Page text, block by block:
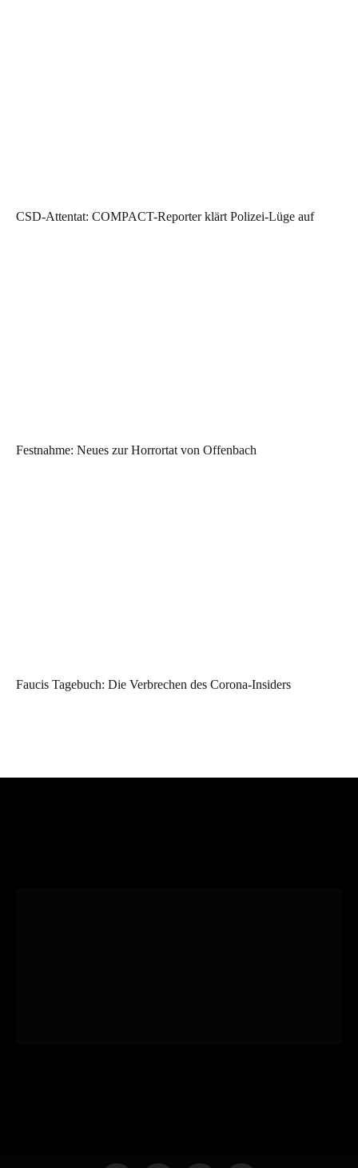
CSD-Attentat: COMPACT-Reporter klärt Polizei-Lüge auf
Festnahme: Neues zur Horrortat von Offenbach
Faucis Tagebuch: Die Verbrechen des Corona-Insiders